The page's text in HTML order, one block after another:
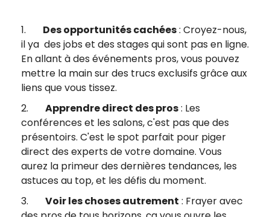
1. Des opportunités cachées: Croyez-nous,
il ya des jobs et des stages qui sont pas en ligne.
En allant à des événements pros, vous pouvez
mettre la main sur des trucs exclusifs grâce aux
liens que vous tissez.
2. Apprendre direct des pros: Les
conférences et les salons, c'est pas que des
présentoirs. C'est le spot parfait pour piger
direct des experts de votre domaine. Vous
aurez la primeur des dernières tendances, les
astuces au top, et les défis du moment.
3. Voir les choses autrement : Frayer avec